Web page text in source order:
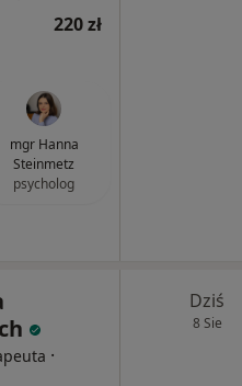
220 zł
mgr Hanna
Steinmetz
psycholog
·
Dziś
8 Sie